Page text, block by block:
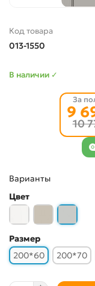
Код товара
013-1550
В наличии ✓
За
10
9
Варианты
Цвет
Размер
200*60
200*70